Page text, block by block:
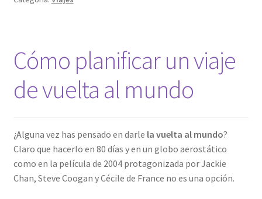
populares
Cómo planificar un viaje
de vuelta al mundo
¿Alguna vez has pensado en darle la vuelta al mundo?
Claro que hacerlo en 80 días y en un globo aerostático
como en la película de 2004 protagonizada por Jackie
Chan, Steve Coogan y Cécile de France no es una opción.